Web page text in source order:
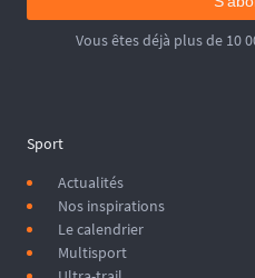
Vous êtes déjà plus de 10
Sport
Actualités
Nos inspirations
Le calendrier
Multisport